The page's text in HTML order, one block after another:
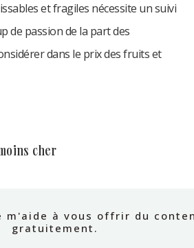
et fragiles nécessite un suivi
de passion de la part des
dans le prix des fruits et
cher